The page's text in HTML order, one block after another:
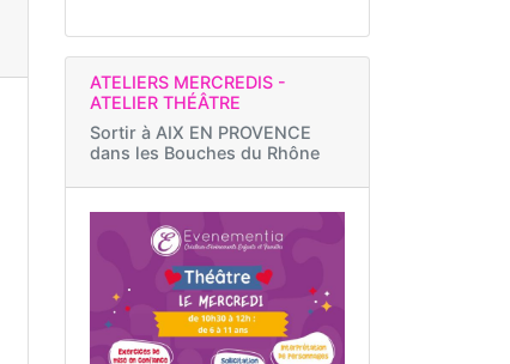
ATELIERS MERCREDIS -
ATELIER THÉÂTRE
Sortir à AIX EN PROVENCE
dans les Bouches du Rhône